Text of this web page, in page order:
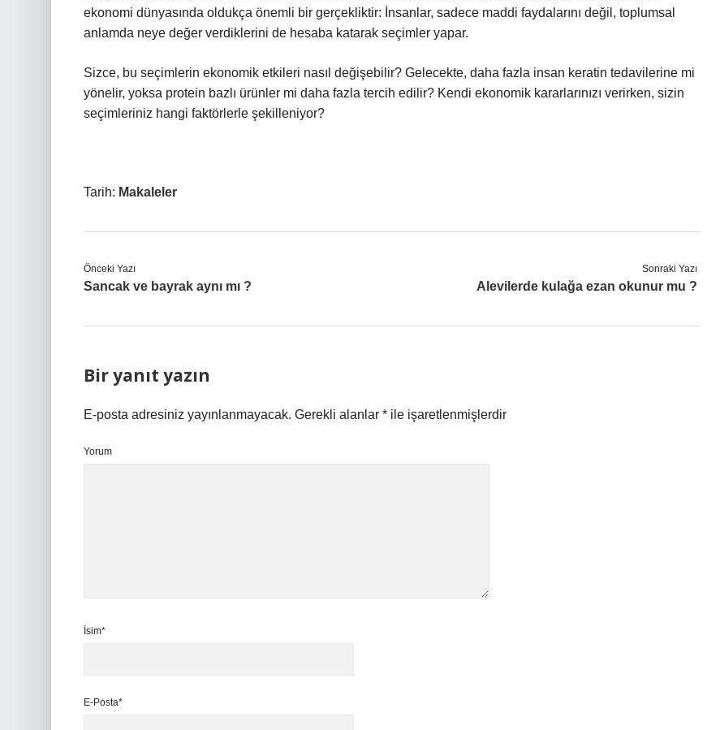
ekonomi dünyasında oldukça önemli bir gerçekliktir: İnsanlar, sadece maddi faydalarını değil, toplumsal
anlamda neye değer verdiklerini de hesaba katarak seçimler yapar.
Sizce, bu seçimlerin ekonomik etkileri nasıl değişebilir? Gelecekte, daha fazla insan keratin tedavilerine mi
yönelir, yoksa protein bazlı ürünler mi daha fazla tercih edilir? Kendi ekonomik kararlarınızı verirken, sizin
seçimleriniz hangi faktörlerle şekilleniyor?
Tarih: Makaleler
Önceki Yazı
Sancak ve bayrak aynı mı ?
Sonraki Yazı
Alevilerde kulağa ezan okunur mu ?
Bir yanıt yazın
E-posta adresiniz yayınlanmayacak. Gerekli alanlar * ile işaretlenmişlerdir
Yorum
İsim*
E-Posta*